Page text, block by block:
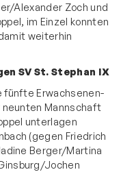
Alexander Zoch und
im Einzel konnten
weiterhin
SV St. Stephan IX
fünfte Erwachsenen-
neunten Mannschaft
unterlagen
(gegen Friedrich
Berger/Martina
Jochen